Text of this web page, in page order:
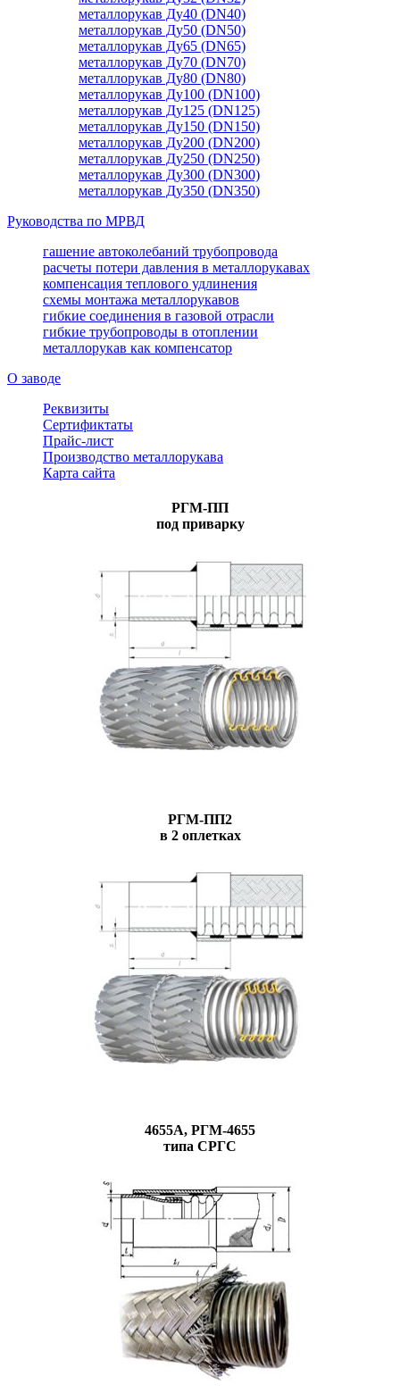
металлорукав Ду40 (DN40)
металлорукав Ду50 (DN50)
металлорукав Ду65 (DN65)
металлорукав Ду70 (DN70)
металлорукав Ду80 (DN80)
металлорукав Ду100 (DN100)
металлорукав Ду125 (DN125)
металлорукав Ду150 (DN150)
металлорукав Ду200 (DN200)
металлорукав Ду250 (DN250)
металлорукав Ду300 (DN300)
металлорукав Ду350 (DN350)
Руководства по МРВД
гашение автоколебаний трубопровода
расчеты потери давления в металлорукавах
компенсация теплового удлинения
схемы монтажа металлорукавов
гибкие соединения в газовой отрасли
гибкие трубопроводы в отоплении
металлорукав как компенсатор
О заводе
Реквизиты
Сертификтаты
Прайс-лист
Производство металлорукава
Карта сайта
РГМ-ПП
под приварку
РГМ-ПП2
в 2 оплетках
4655А, РГМ-4655
типа СРГС